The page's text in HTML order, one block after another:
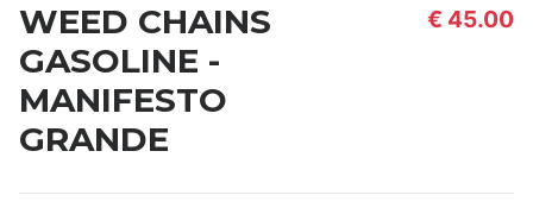
WEED CHAINS
GASOLINE -
MANIFESTO
GRANDE
€ 45.00